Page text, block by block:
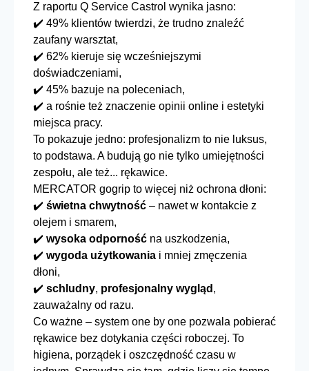
Z raportu Q Service Castrol wynika jasno:
✔️ 49% klientów twierdzi, że trudno znaleźć
zaufany warsztat,
✔️ 62% kieruje się wcześniejszymi
doświadczeniami,
✔️ 45% bazuje na poleceniach,
✔️ a rośnie też znaczenie opinii online i estetyki
miejsca pracy.
To pokazuje jedno: profesjonalizm to nie luksus,
to podstawa. A budują go nie tylko umiejętności
zespołu, ale też... rękawice.
MERCATOR gogrip to więcej niż ochrona dłoni:
✔️ świetna chwytność – nawet w kontakcie z
olejem i smarem,
✔️ wysoka odporność na uszkodzenia,
✔️ wygoda użytkowania i mniej zmęczenia
dłoni,
✔️ schludny, profesjonalny wygląd ,
zauważalny od razu.
Co ważne – system one by one pozwala pobierać
rękawice bez dotykania części roboczej. To
higiena, porządek i oszczędność czasu w